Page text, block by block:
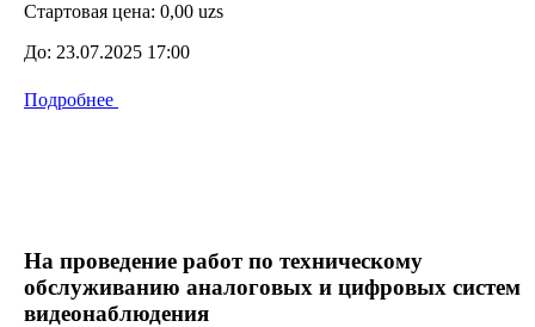
Стартовая цена: 0,00 uzs
До: 23.07.2025 17:00
Подробнее
На проведение работ по техническому
обслуживанию аналоговых и цифровых систем
видеонаблюдения